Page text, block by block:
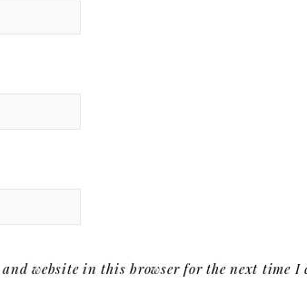
website in this browser for the next time I